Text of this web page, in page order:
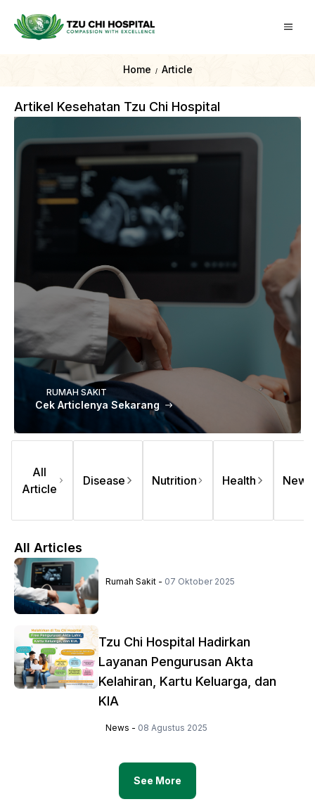
Home / Article
Artikel Kesehatan Tzu Chi Hospital
RUMAH SAKIT
Cek Articlenya Sekarang
All
Article
Disease Nutrition Health News
All Articles
Rumah Sakit - 07 Oktober 2025
Tzu Chi Hospital Hadirkan
Layanan Pengurusan Akta
Kelahiran, Kartu Keluarga, dan
KIA
News - 08 Agustus 2025
See More